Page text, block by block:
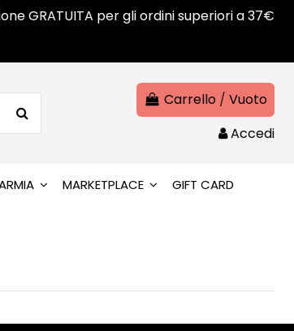
GRATUITA per gli ordini superiori a 37€
Carrello / Vuoto
Accedi
MARKETPLACE GIFT CARD